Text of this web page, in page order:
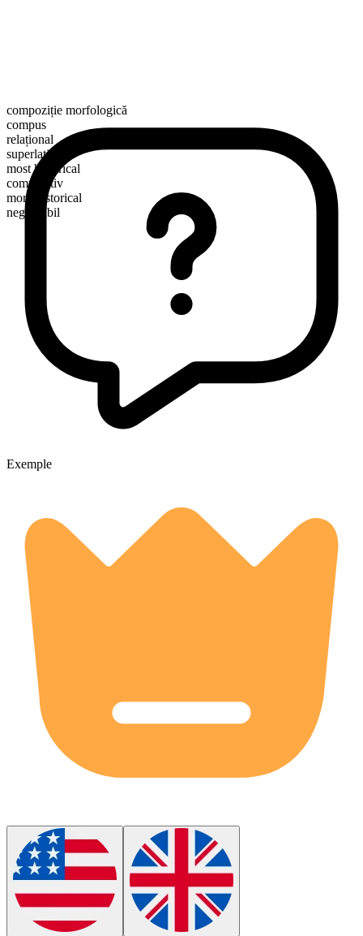
compoziție morfologică
compus
relațional
superlativ
most historical
comparativ
more historical
negradabil
Exemple